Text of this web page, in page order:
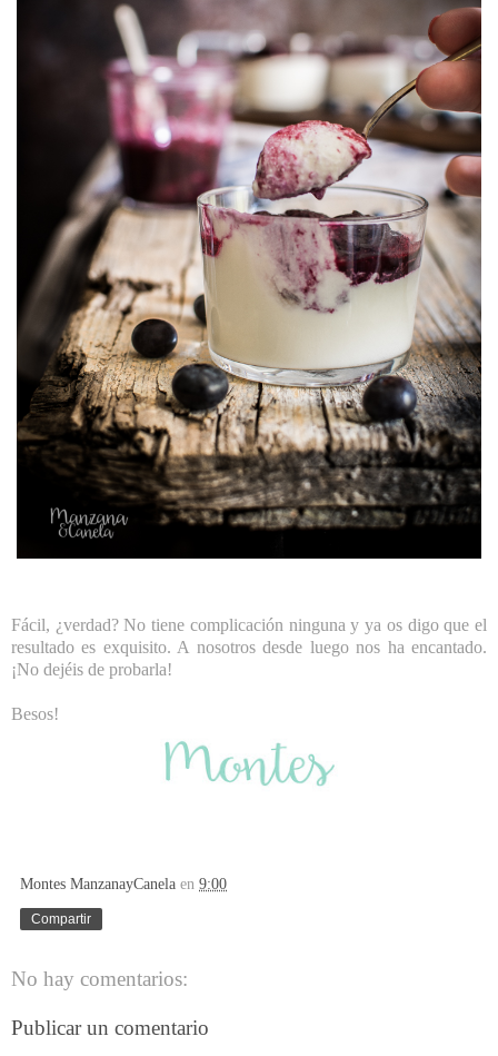
Fácil, ¿verdad? No tiene complicación ninguna y ya os digo que el
resultado es exquisito. A nosotros desde luego nos ha encantado.
¡No dejéis de probarla!
Besos!
Montes ManzanayCanela en 9:00
Compartir
No hay comentarios:
Publicar un comentario